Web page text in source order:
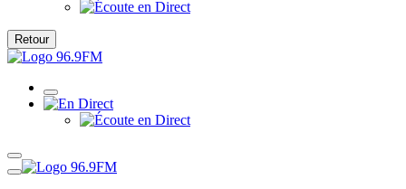
Retour